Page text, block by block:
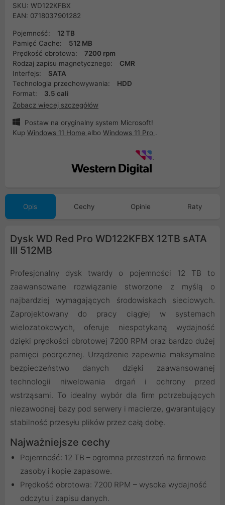
SKU: WD122KFBX
EAN: 0718037901282
Pojemność:
12 TB
Pamięć Cache:
512 MB
Prędkość obrotowa:
7200 rpm
Rodzaj zapisu magnetycznego:
CMR
Interfejs:
SATA
Technologia przechowywania:
HDD
Format:
3.5 cali
Zobacz więcej szczegółów
Postaw na oryginalny system Microsoft!
Kup Windows 11 Home albo Windows 11 Pro .
Opis Cechy Opinie Raty
Dysk WD Red Pro WD122KFBX 12TB sATA
III 512MB
Profesjonalny dysk twardy o pojemności 12 TB to
zaawansowane rozwiązanie stworzone z myślą o
najbardziej wymagających środowiskach sieciowych.
Zaprojektowany do pracy ciągłej w systemach
wielozatokowych, oferuje niespotykaną wydajność
dzięki prędkości obrotowej 7200 RPM oraz bardzo dużej
pamięci podręcznej. Urządzenie zapewnia maksymalne
bezpieczeństwo danych dzięki zaawansowanej
technologii niwelowania drgań i ochrony przed
wstrząsami. To idealny wybór dla firm potrzebujących
niezawodnej bazy pod serwery i macierze, gwarantujący
stabilność przesyłu plików przez całą dobę.
Najważniejsze cechy
Pojemność: 12 TB – ogromna przestrzeń na firmowe
zasoby i kopie zapasowe.
Prędkość obrotowa: 7200 RPM – wysoka wydajność
odczytu i zapisu danych.